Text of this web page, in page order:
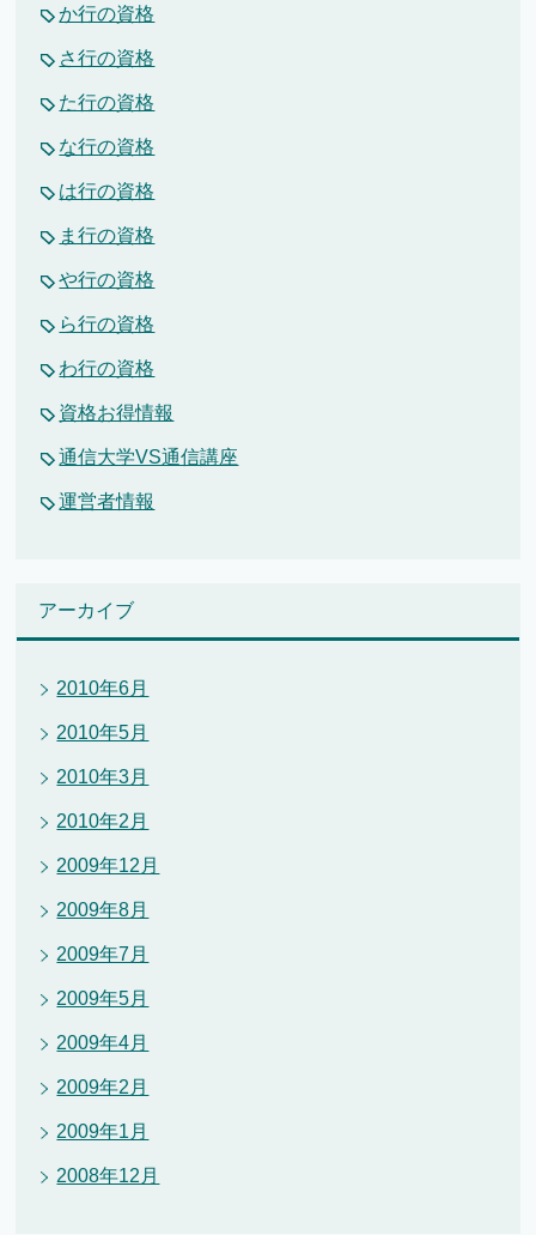
か行の資格
さ行の資格
た行の資格
な行の資格
は行の資格
ま行の資格
や行の資格
ら行の資格
わ行の資格
資格お得情報
通信大学VS通信講座
運営者情報
アーカイブ
2010年6月
2010年5月
2010年3月
2010年2月
2009年12月
2009年8月
2009年7月
2009年5月
2009年4月
2009年2月
2009年1月
2008年12月